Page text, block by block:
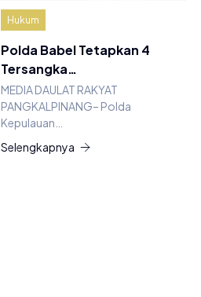
Hukum
Polda Babel Tetapkan 4
Tersangka…
MEDIA DAULAT RAKYAT
PANGKALPINANG– Polda
Kepulauan…
Selengkapnya